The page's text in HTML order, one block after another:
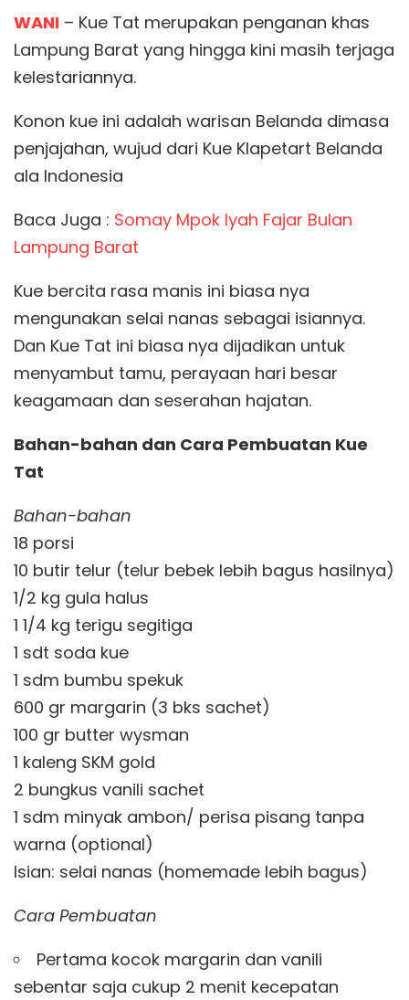
WANI – Kue Tat merupakan penganan khas
Lampung Barat yang hingga kini masih terjaga
kelestariannya.
Konon kue ini adalah warisan Belanda dimasa
penjajahan, wujud dari Kue Klapetart Belanda
ala Indonesia
Baca Juga : Somay Mpok Iyah Fajar Bulan
Lampung Barat
Kue bercita rasa manis ini biasa nya
mengunakan selai nanas sebagai isiannya.
Dan Kue Tat ini biasa nya dijadikan untuk
menyambut tamu, perayaan hari besar
keagamaan dan seserahan hajatan.
Bahan-bahan dan Cara Pembuatan Kue
Tat
Bahan-bahan
18 porsi
10 butir telur (telur bebek lebih bagus hasilnya)
1/2 kg gula halus
1 1/4 kg terigu segitiga
1 sdt soda kue
1 sdm bumbu spekuk
600 gr margarin (3 bks sachet)
100 gr butter wysman
1 kaleng SKM gold
2 bungkus vanili sachet
1 sdm minyak ambon/ perisa pisang tanpa
warna (optional)
Isian: selai nanas (homemade lebih bagus)
Cara Pembuatan
Pertama kocok margarin dan vanili
sebentar saja cukup 2 menit kecepatan